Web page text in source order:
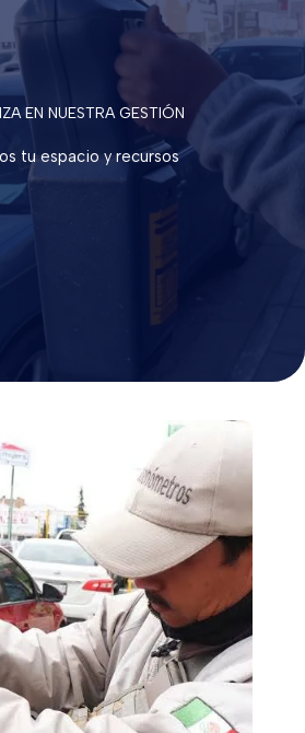
EN NUESTRA GESTIÓN
tu espacio y recursos